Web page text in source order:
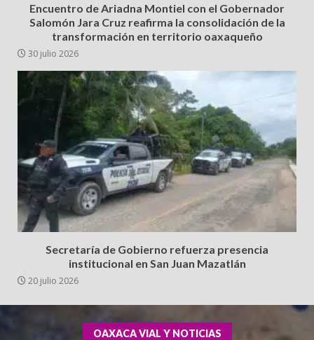
Encuentro de Ariadna Montiel con el Gobernador
Salomón Jara Cruz reafirma la consolidación de la
transformación en territorio oaxaqueño
30 julio 2026
Secretaría de Gobierno refuerza presencia
institucional en San Juan Mazatlán
20 julio 2026
OAXACA VIAL Y NOTICIAS